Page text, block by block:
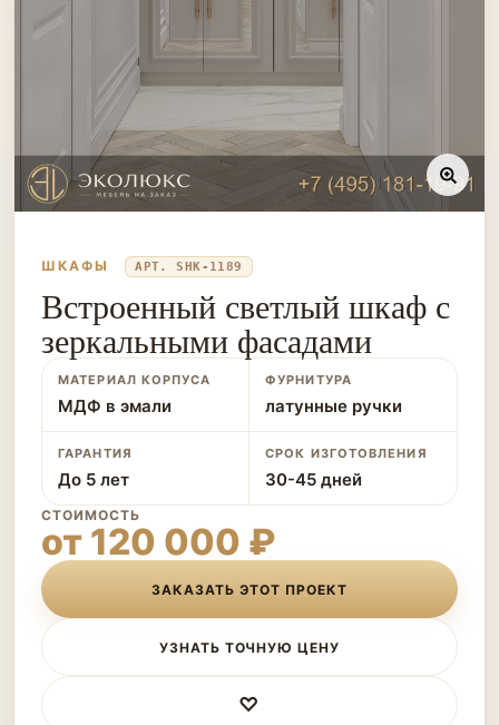
ШКАФЫ АРТ. SHK-1189
Встроенный светлый шкаф с
зеркальными фасадами
МАТЕРИАЛ КОРПУСА
МДФ в эмали
ФУРНИТУРА
латунные ручки
ГАРАНТИЯ
До 5 лет
СРОК ИЗГОТОВЛЕНИЯ
30-45 дней
СТОИМОСТЬ
от 120 000 ₽
ЗАКАЗАТЬ ЭТОТ ПРОЕКТ
УЗНАТЬ ТОЧНУЮ ЦЕНУ
♡